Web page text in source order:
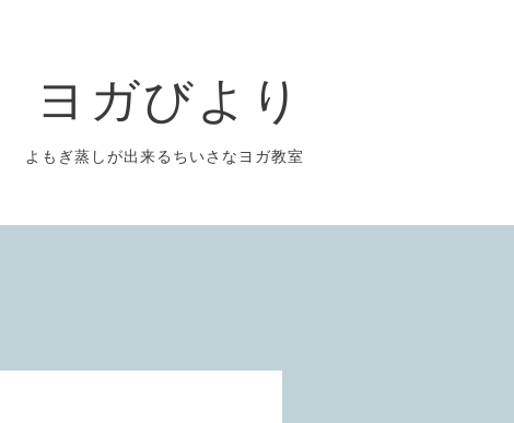
ヨガびより
よもぎ蒸しが出来るちいさなヨガ教室